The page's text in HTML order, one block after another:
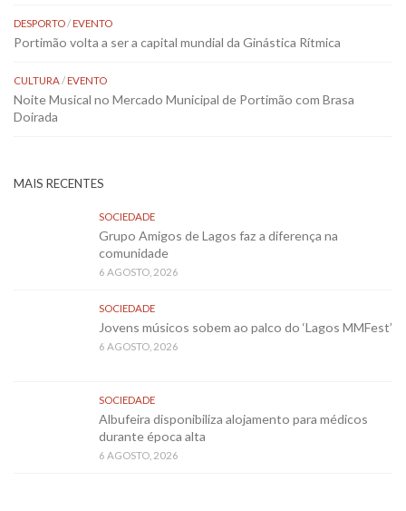
DESPORTO /EVENTO
Portimão volta a ser a capital mundial da Ginástica Rítmica
CULTURA /EVENTO
Noite Musical no Mercado Municipal de Portimão com Brasa
Doirada
MAIS RECENTES
SOCIEDADE
Grupo Amigos de Lagos faz a diferença na
comunidade
6 AGOSTO, 2026
SOCIEDADE
Jovens músicos sobem ao palco do ‘Lagos MMFest’
6 AGOSTO, 2026
SOCIEDADE
Albufeira disponibiliza alojamento para médicos
durante época alta
6 AGOSTO, 2026